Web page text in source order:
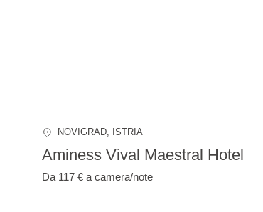
NOVIGRAD, ISTRIA
Aminess Vival Maestral Hotel
Da 117 € a camera/note